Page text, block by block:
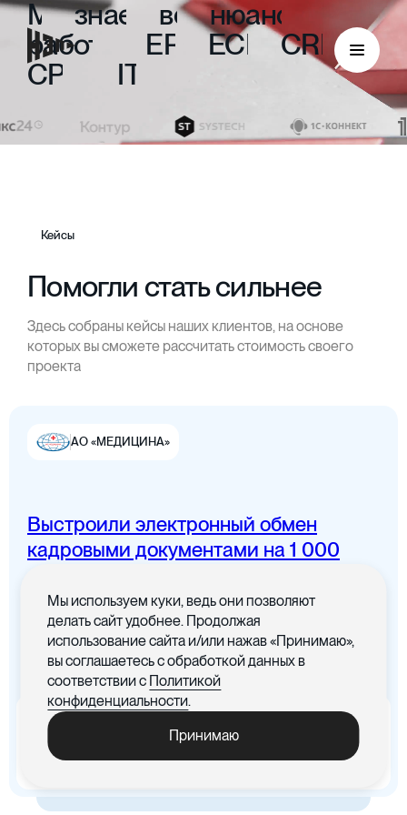
Мызнаем всенюансы
работы
ERP, ECM,CRM,
CPM
ITIL
ECM
Цифровая канцелярия
Цифровые договоры
Цифровая бухгалтерия
Кейсы
Помогли стать сильнее
Здесь собраны кейсы наших клиентов, на основе
которых вы сможете рассчитать стоимость своего
проекта
АО «МЕДИЦИНА»
Выстроили электронный обмен
кадровыми документами на 1 000
Все документы в одном месте с
понятным интерфейсом
x5
Ускорились процедуры
обработки документов
-30%
издержки, связанные с печатью
Мы используем куки, ведь они позволяют
делать сайт удобнее. Продолжая
использование сайта и/или нажав «Принимаю»,
вы соглашаетесь с обработкой данных в
соответствии с Политикой
конфиденциальности.
Принимаю